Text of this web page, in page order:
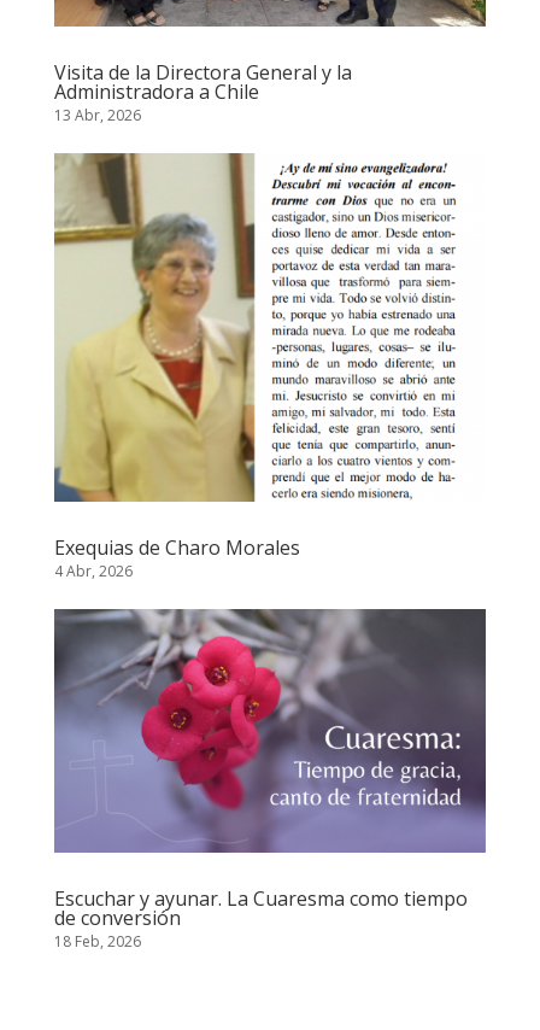
Visita de la Directora General y la
Administradora a Chile
13 Abr, 2026
Exequias de Charo Morales
4 Abr, 2026
Escuchar y ayunar. La Cuaresma como tiempo
de conversión
18 Feb, 2026